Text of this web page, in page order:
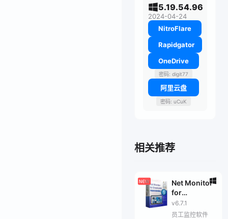
5.19.54.96
2024-04-24
NitroFlare
Rapidgator
OneDrive
密码: digit77
阿里云盘
密码: uCuK
相关推荐
Net Monitor
for
Employees
Pro
v6.7.1
员工监控软件